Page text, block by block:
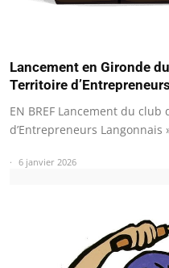
Lancement en Gironde
Territoire
EN BREF Lancement du club
d’Entrepreneurs Langonnais
6 janvier 2026